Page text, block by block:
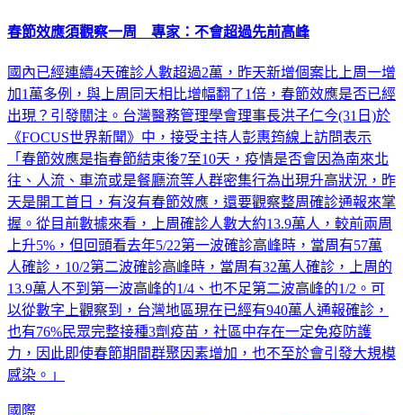
春節效應須觀察一周 專家：不會超過先前高峰
國內已經連續4天確診人數超過2萬，昨天新增個案比上周一增
加1萬多例，與上周同天相比增幅翻了1倍，春節效應是否已經
出現？引發關注。台灣醫務管理學會理事長洪子仁今(31日)於
《FOCUS世界新聞》中，接受主持人彭惠筠線上訪問表示
「春節效應是指春節結束後7至10天，疫情是否會因為南來北
往、人流、車流或是餐廳流等人群密集行為出現升高狀況，昨
天是開工首日，有沒有春節效應，還要觀察整周確診通報來掌
握。從目前數據來看，上周確診人數大約13.9萬人，較前兩周
上升5%，但回頭看去年5/22第一波確診高峰時，當周有57萬
人確診，10/2第二波確診高峰時，當周有32萬人確診，上周的
13.9萬人不到第一波高峰的1/4、也不足第二波高峰的1/2。可
以從數字上觀察到，台灣地區現在已經有940萬人通報確診，
也有76%民眾完整接種3劑疫苗，社區中存在一定免疫防護
力，因此即使春節期間群聚因素增加，也不至於會引發大規模
感染。」
國際